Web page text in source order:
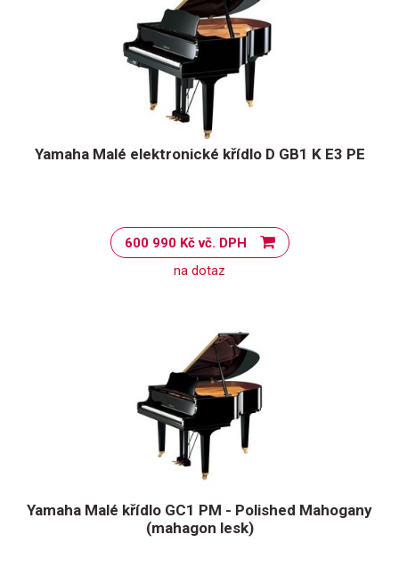
Yamaha Malé elektronické křídlo D GB1 K E3 PE
600 990 Kč vč. DPH
na dotaz
Yamaha Malé křídlo GC1 PM - Polished Mahogany
(mahagon lesk)